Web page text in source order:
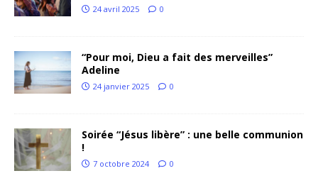
24 avril 2025 0
“Pour moi, Dieu a fait des merveilles”
Adeline
24 janvier 2025 0
Soirée “Jésus libère” : une belle communion
!
7 octobre 2024 0